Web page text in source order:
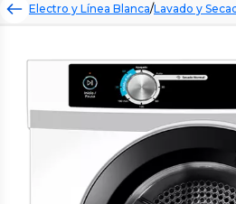
Electro y Línea Blanca/Lavado y